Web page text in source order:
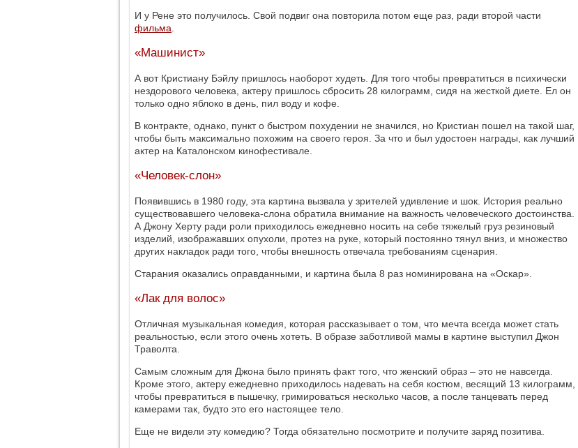
И у Рене это получилось. Свой подвиг она повторила потом еще раз, ради второй части
фильма.
«Машинист»
А вот Кристиану Бэйлу пришлось наоборот худеть. Для того чтобы превратиться в психически
нездорового человека, актеру пришлось сбросить 28 килограмм, сидя на жесткой диете. Ел он
только одно яблоко в день, пил воду и кофе.
В контракте, однако, пункт о быстром похудении не значился, но Кристиан пошел на такой шаг,
чтобы быть максимально похожим на своего героя. За что и был удостоен награды, как лучший
актер на Каталонском кинофестивале.
«Человек-слон»
Появившись в 1980 году, эта картина вызвала у зрителей удивление и шок. История реально
существовавшего человека-слона обратила внимание на важность человеческого достоинства.
А Джону Херту ради роли приходилось ежедневно носить на себе тяжелый груз резиновый
изделий, изображавших опухоли, протез на руке, который постоянно тянул вниз, и множество
других накладок ради того, чтобы внешность отвечала требованиям сценария.
Старания оказались оправданными, и картина была 8 раз номинирована на «Оскар».
«Лак для волос»
Отличная музыкальная комедия, которая рассказывает о том, что мечта всегда может стать
реальностью, если этого очень хотеть. В образе заботливой мамы в картине выступил Джон
Траволта.
Самым сложным для Джона было принять факт того, что женский образ – это не навсегда.
Кроме этого, актеру ежедневно приходилось надевать на себя костюм, весящий 13 килограмм,
чтобы превратиться в пышечку, гримироваться несколько часов, а после танцевать перед
камерами так, будто это его настоящее тело.
Еще не видели эту комедию? Тогда обязательно посмотрите и получите заряд позитива.